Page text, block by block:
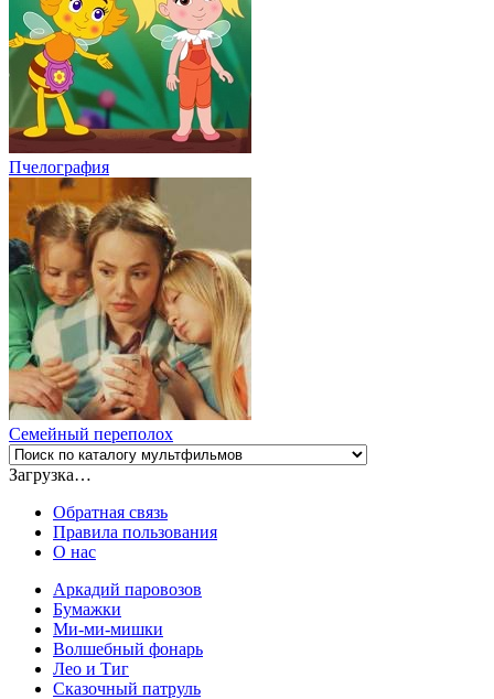
Пчелография
Семейный переполох
Загрузка…
Обратная связь
Правила пользования
О нас
Аркадий паровозов
Бумажки
Ми-ми-мишки
Волшебный фонарь
Лео и Тиг
Сказочный патруль